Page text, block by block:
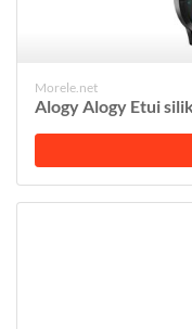
Morele.net
Alogy Alogy Etui